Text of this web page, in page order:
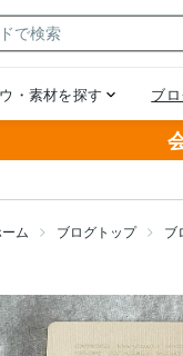
ム ブログトップ ブ